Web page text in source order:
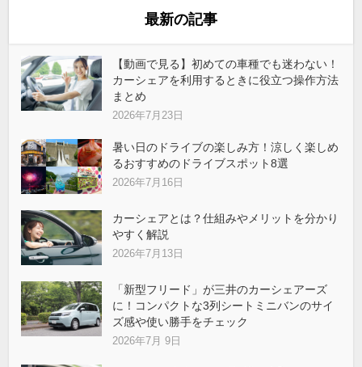
最新の記事
【動画で見る】初めての車種でも迷わない！
カーシェアを利用するときに役立つ操作方法
まとめ
2026年7月23日
暑い日のドライブの楽しみ方！涼しく楽しめ
るおすすめのドライブスポット8選
2026年7月16日
カーシェアとは？仕組みやメリットを分かり
やすく解説
2026年7月13日
「新型フリード」が三井のカーシェアーズ
に！コンパクトな3列シートミニバンのサイ
ズ感や使い勝手をチェック
2026年7月 9日